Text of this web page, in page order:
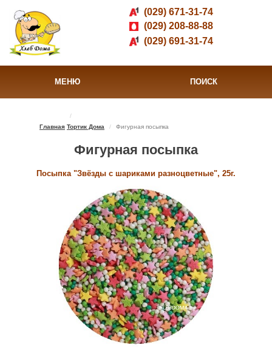
(029) 671-31-74
(029) 208-88-88
(029) 691-31-74
МЕНЮ ПОИСК
Главная Тортик Дома Фигурная посыпка
Фигурная посыпка
Посыпка "Звёзды с шариками разноцветные", 25г.